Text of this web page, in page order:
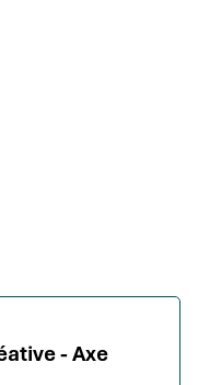
- Axe